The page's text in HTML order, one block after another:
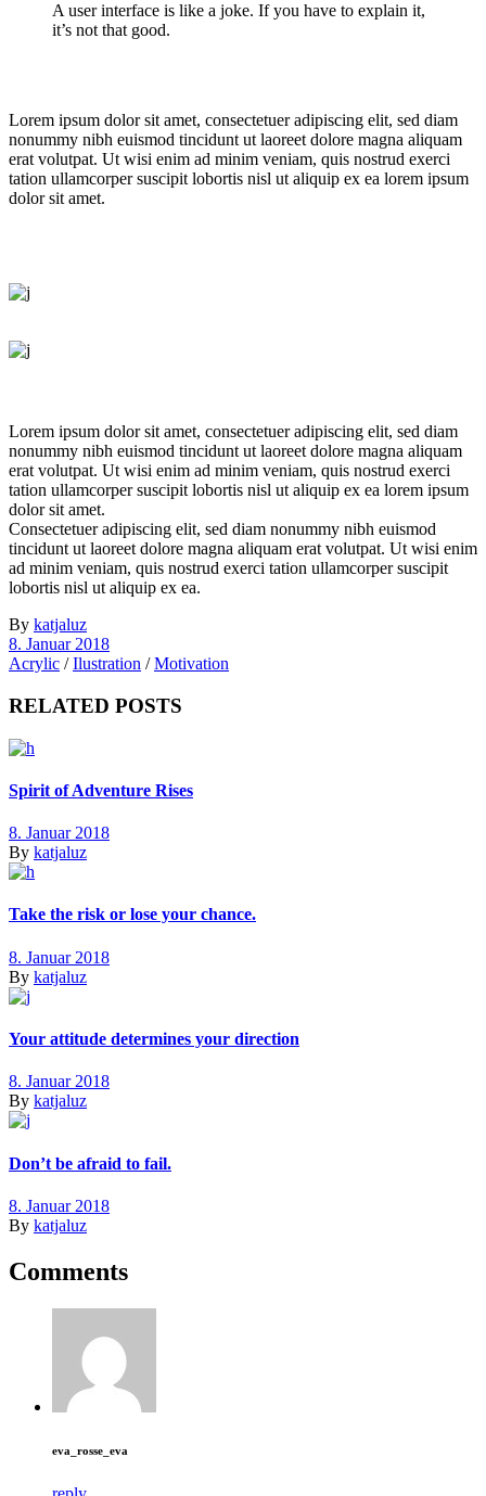
A user interface is like a joke. If you have to explain it,
it’s not that good.
Lorem ipsum dolor sit amet, consectetuer adipiscing elit, sed diam
nonummy nibh euismod tincidunt ut laoreet dolore magna aliquam
erat volutpat. Ut wisi enim ad minim veniam, quis nostrud exerci
tation ullamcorper suscipit lobortis nisl ut aliquip ex ea lorem ipsum
dolor sit amet.
Lorem ipsum dolor sit amet, consectetuer adipiscing elit, sed diam
nonummy nibh euismod tincidunt ut laoreet dolore magna aliquam
erat volutpat. Ut wisi enim ad minim veniam, quis nostrud exerci
tation ullamcorper suscipit lobortis nisl ut aliquip ex ea lorem ipsum
dolor sit amet.
Consectetuer adipiscing elit, sed diam nonummy nibh euismod
tincidunt ut laoreet dolore magna aliquam erat volutpat. Ut wisi enim
ad minim veniam, quis nostrud exerci tation ullamcorper suscipit
lobortis nisl ut aliquip ex ea.
By katjaluz
8. Januar 2018
Acrylic /Ilustration /Motivation
RELATED POSTS
Spirit of Adventure Rises
8. Januar 2018
By katjaluz
Take the risk or lose your chance.
8. Januar 2018
By katjaluz
Your attitude determines your direction
8. Januar 2018
By katjaluz
Don’t be afraid to fail.
8. Januar 2018
By katjaluz
Comments
eva_rosse_eva